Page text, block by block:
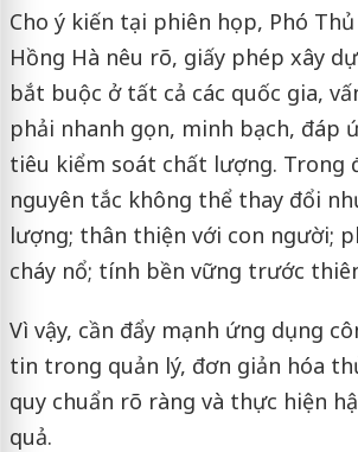
Cho ý kiến tại phiên họp, Phó
Hồng Hà nêu rõ, giấy phép xây
bắt buộc ở tất cả các quốc gia,
phải nhanh gọn, minh bạch, đáp
tiêu kiểm soát chất lượng. Trong
nguyên tắc không thể thay đổi
lượng; thân thiện với con người;
cháy nổ; tính bền vững trước
Vì vậy, cần đẩy mạnh ứng dụng
tin trong quản lý, đơn giản hóa
quy chuẩn rõ ràng và thực hiện
quả.